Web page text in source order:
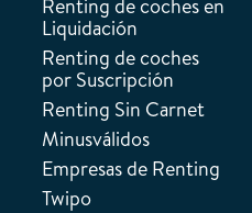
Renting de coches en
Liquidación
Renting de coches
por Suscripción
Renting Sin Carnet
Minusválidos
Empresas de Renting
Twipo